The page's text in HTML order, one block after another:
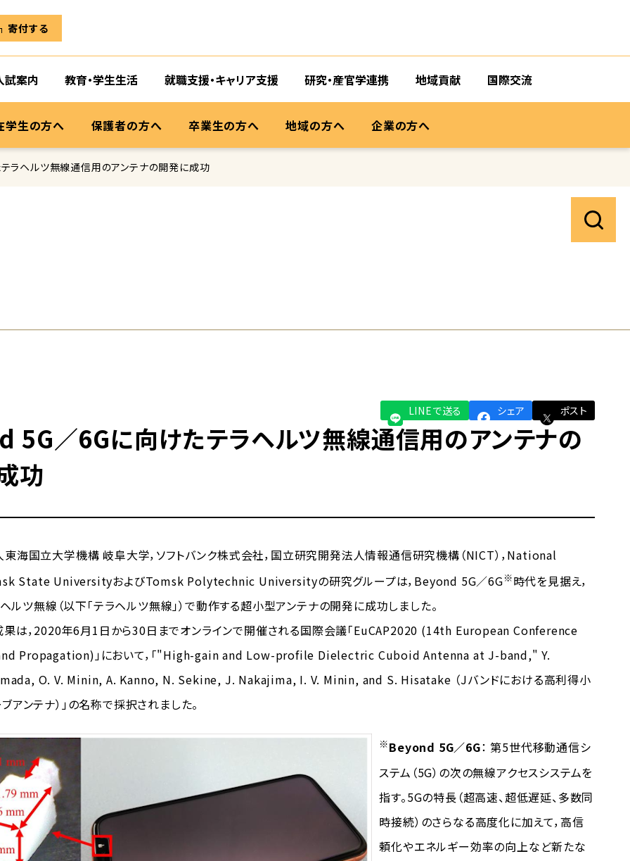
試案内 教育・学生生活 就職支援・キャリア支援 研究・産官学連携 地域貢献 国際交流
学生の方へ 保護者の方へ 卒業生の方へ 地域の方へ 企業の方へ
寄付する
ラヘルツ無線通信用のアンテナの開発に成功
5G／6Gに向けたテラヘルツ無線通信用のアンテナの
功
LINEで送る シェア ポスト
国立大学機構 岐阜大学，ソフトバンク株式会社，国立研究開発法人情報通信研究機構（NICT），National
State UniversityおよびTomsk Polytechnic Universityの研究グループは，Beyond 5G／6G※時代を見据え，
ルツ無線（以下「テラヘルツ無線」）で動作する超小型アンテナの開発に成功しました。
，2020年6月1日から30日までオンラインで開催される国際会議「EuCAP2020 (14th European Conference
Propagation)」において，「"High-gain and Low-profile Dielectric Cuboid Antenna at J-band," Y.
O. V. Minin, A. Kanno, N. Sekine, J. Nakajima, I. V. Minin, and S. Hisatake （Jバンドにおける高利得小
アンテナ）」の名称で採択されました。
※Beyond 5G／6G： 第5世代移動通信シ
ステム（5G）の次の無線アクセスシステムを
指す。5Gの特長（超高速、超低遅延、多数同
時接続）のさらなる高度化に加えて，高信
頼化やエネルギー効率の向上など新たな